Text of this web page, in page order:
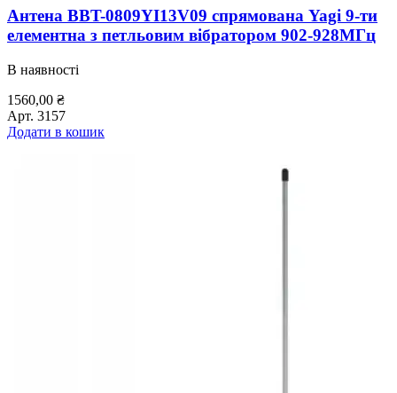
Антена BBT-0809YI13V09 спрямована Yagi 9-ти
елементна з петльовим вібратором 902-928МГц
В наявності
1560,00 ₴
Арт. 3157
Додати в кошик